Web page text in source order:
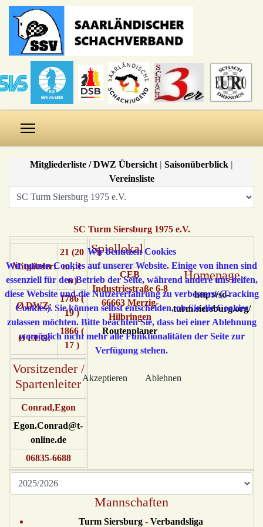
Mitgliederliste / DWZ Übersicht | Saisonüberblick |
Vereinsliste
SC Turm Siersburg 1975 e.V.
Mitglieder:
21 (20
m | 1
w)
Ø DWZ:
1786 (
19 )
Ø ELO:
1866 (
17 )
Vorsitzender /
Spartenleiter
Conrad,Egon
Egon.Conrad@t-
online.de
06835-6688
Spiellokal
CEB
Industriestraße 6-8
66663 Merzig-
Hilbringen
Routenplaner
Homepage
http://sc-
turm.siersburg.org/
Mannschaften
Turm Siersburg - Verbandsliga
Wir benutzen Cookies
Wir nutzen Cookies auf unserer Website. Einige von ihnen sind
essenziell für den Betrieb der Seite, während andere uns helfen,
diese Website und die Nutzererfahrung zu verbessern (Tracking
Cookies). Sie können selbst entscheiden, ob Sie die Cookies
zulassen möchten. Bitte beachten Sie, dass bei einer Ablehnung
womöglich nicht mehr alle Funktionalitäten der Seite zur
Verfügung stehen.
Akzeptieren Ablehnen